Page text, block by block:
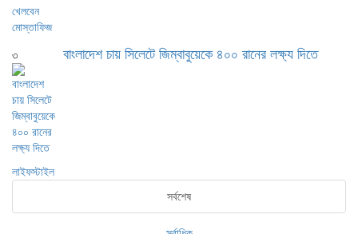
৩ বাংলাদেশ চায় সিলেটে জিম্বাবুয়েকে ৪০০ রানের লক্ষ্য দিতে
লাইফস্টাইল
সর্বশেষ